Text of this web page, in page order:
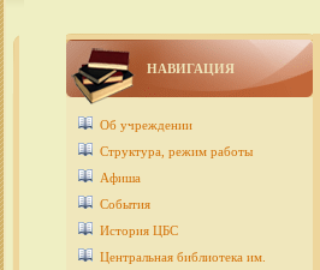
НАВИГАЦИЯ
Об учреждении
Структура, режим работы
Афиша
События
История ЦБС
Центральная библиотека им.